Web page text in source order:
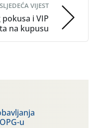
SLJEDEĆA VIJEST
i VIP
na kupusu
u